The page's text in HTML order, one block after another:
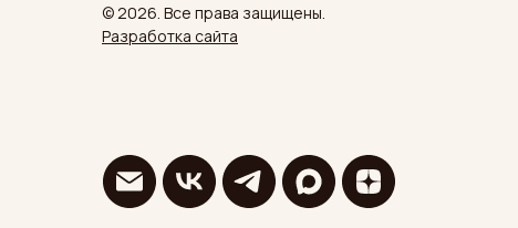
© 2026. Все права защищены.
Разработка сайта